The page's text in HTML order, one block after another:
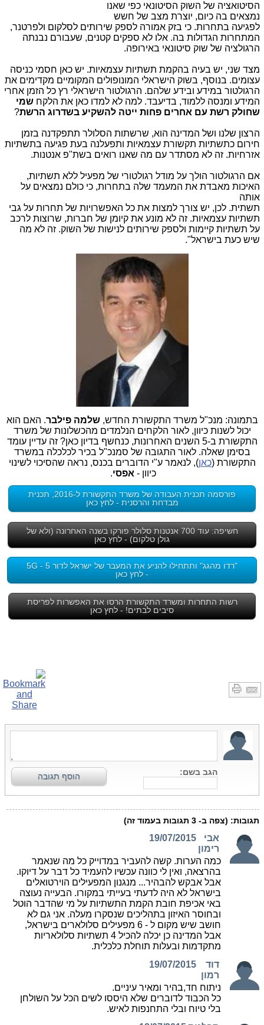
הסיטואציה של השוק הסיטונאי כפי שאנו
נמצאים בה כיום, יוצרת מצב של חשש
לפגיעה בתחרות. כי בזק אמורה לספק שירותים לסלקום ולפרטנר,
המתחרות הגדולות בה. אלו לא ספקים קטנים, שעבורם נבנתה
הרגולציה של שוק סיטונאי באירופה.
מצד שני, יש בעיה בהקמת תשתיות עצמאיות. יש כאן חסמי כניסה
עצומים. בנוסף, בשוק הישראלי המונופולים המקומיים מקדימים את
הרגולטור במידע ובידע שלהם. הרגולטור הישראלי רץ כל הזמן אחרי
המידע ומנסה ללמוד, בדיעבד. למה לא למדו כאן את הלקח שמי
שחולק רשת עם אחרים פחות ייטה להשקיע בשדרוג הרשת?
הרצון שלנו ושל המדינה הוא, שרשתות הסלולר תתפקדנה בזמן
חירום כתשתיות תקשורת עצמאיות ותפעלנה בעת פגיעה בתשתיות
אזרחיות. זה לא מסתדר עם מה שאנו רואים בשת"פ אנטנות.
אם הרגולטור הולך על מודל רגולטורי של מפעיל ללא תשתיות,
האיכות מאבדת את המעמד שלה בתחרות, כי כולם נמצאים על
אותה
תשתית. לכן, יש צורך למצות את כל האפשרויות של תחרות על גבי
תשתיות עצמאיות. זה לא מונע את קיומן של חברות, שרוצות לרכב
על תשתיות קיימות ולספק שירותים לנישות של השוק. זה לא מה
שיש כעת בישראל".
בתמונה: מנכ"ל משרד התקשורת החדש,שלמה פילבר. האם הוא
יכול לשנות כיוון, לאור הלקחים הנלמדים מהכשלונות של משרד
התקשורת ב-5 השנים האחרונות, כנחשף בדיון כאן? זה עדיין עומד
בסימן שאלה. לאור התגובה של סמנכ"ל בכיר לכלכלה במשרד
התקשורת (כאן), לנאמר ע"י הדוברים בכנס, נראה שהסיכוי לשינוי
כיוון - אפסי.
פורסמה תכנית העבודה של משרד התקשורת ל-2016, תכנית
מבדחת והרסנית - לחץ כאן
חשיפה: עוד 700 אנטנות סלולר פורקו בשנה האחרונה (ולא של
גולן טלקום) - לחץ כאן
"רדו מהגג" ותתחילו להניע את המעבר של ישראל לדור 5 - 5G
- לחץ כאן
רשות התחרות ומשרד התקשורת הרסו את האפשרות לפריסת
סיבים לבתים! - לחץ כאן